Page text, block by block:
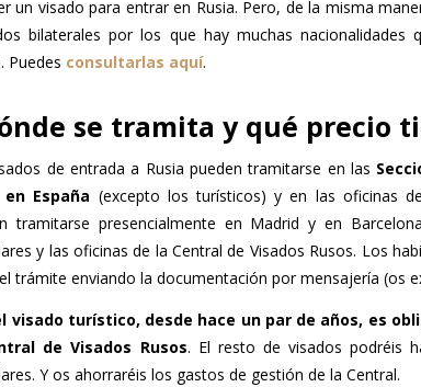
un visado para entrar en Rusia. Pero, de la misma
bilaterales por los que hay muchas
Puedes consultarlas aquí.
se tramita y qué precio
de entrada a Rusia pueden tramitarse en las
en España (excepto los turísticos) y en las oficinas
tramitarse presencialmente en Madrid y en
y las oficinas de la Central de Visados Rusos. Los
trámite enviando la documentación por mensajería (os
visado turístico, desde hace un par de años, es
de Visados Rusos. El resto de visados podréis
Y os ahorraréis los gastos de gestión de la Central.